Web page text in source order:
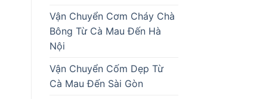
Vận Chuyển Cơm Cháy Chà
Bông Từ Cà Mau Đến Hà
Nội
Vận Chuyển Cốm Dẹp Từ
Cà Mau Đến Sài Gòn